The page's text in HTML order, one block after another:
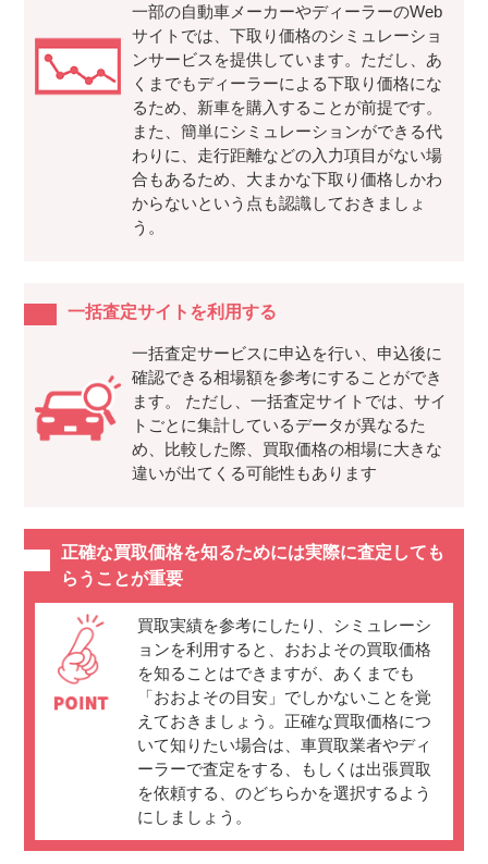
一部の自動車メーカーやディーラーのWeb
サイトでは、下取り価格のシミュレーショ
ンサービスを提供しています。ただし、あ
くまでもディーラーによる下取り価格にな
るため、新車を購入することが前提です。
また、簡単にシミュレーションができる代
わりに、走行距離などの入力項目がない場
合もあるため、大まかな下取り価格しかわ
からないという点も認識しておきましょ
う。
一括査定サイトを利用する
一括査定サービスに申込を行い、申込後に
確認できる相場額を参考にすることができ
ます。 ただし、一括査定サイトでは、サイ
トごとに集計しているデータが異なるた
め、比較した際、買取価格の相場に大きな
違いが出てくる可能性もあります
正確な買取価格を知るためには実際に査定しても
らうことが重要
買取実績を参考にしたり、シミュレーシ
ョンを利用すると、おおよその買取価格
を知ることはできますが、あくまでも
「おおよその目安」でしかないことを覚
えておきましょう。正確な買取価格につ
いて知りたい場合は、車買取業者やディ
ーラーで査定をする、もしくは出張買取
を依頼する、のどちらかを選択するよう
にしましょう。